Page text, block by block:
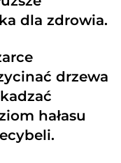
dla zdrowia.
drzewa
hałasu